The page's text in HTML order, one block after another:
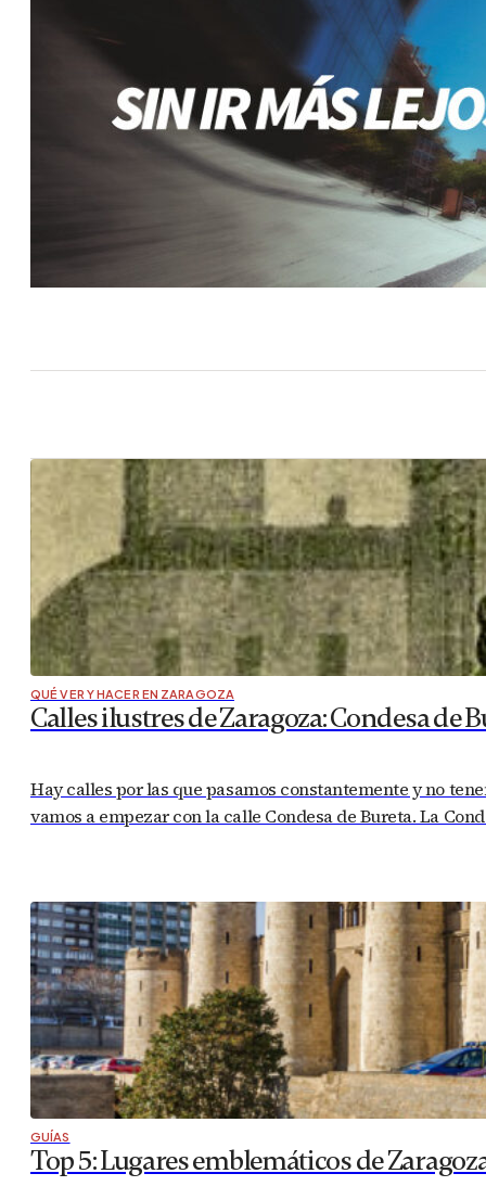
QUÉ VER Y HACER EN ZARAGOZA
Calles ilustres de Zaragoza: Condesa de
Hay calles por las que pasamos constantemente y no
vamos a empezar con la calle Condesa de Bureta. La
GUÍAS
Top 5: Lugares emblemáticos de